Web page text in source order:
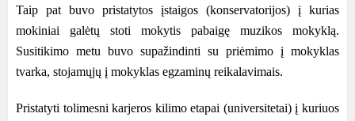
Taip pat buvo pristatytos įstaigos (konservatorijos) į kurias
mokiniai galėtų stoti mokytis pabaigę muzikos mokyklą.
Susitikimo metu buvo supažindinti su priėmimo į mokyklas
tvarka, stojamųjų į mokyklas egzaminų reikalavimais.
Pristatyti tolimesni karjeros kilimo etapai (universitetai) į kuriuos